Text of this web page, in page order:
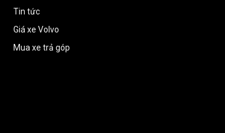
Tin tức
Giá xe Volvo
Mua xe trả góp